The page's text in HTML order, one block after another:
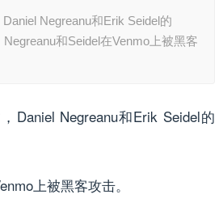
Negreanu和Erik Seidel的
和Seidel在Venmo上被黑客
Daniel Negreanu和Erik Seidel的
上被黑客攻击。